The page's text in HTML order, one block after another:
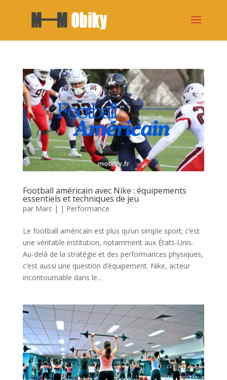
Football américain avec Nike : équipements
essentiels et techniques de jeu
par Marc| | Performance
Le football américain est plus qu’un simple sport; c’est
une véritable institution, notamment aux États-Unis.
Au-delà de la stratégie et des performances physiques,
c’est aussi une question d’équipement. Nike, acteur
incontournable dans le...